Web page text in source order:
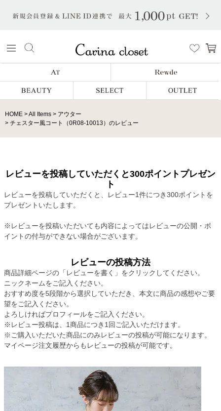
HOME All Items
アウター
チェスター風コート（0R08-10013）のレビュー
レビューを投稿していただくと300ポイントプレゼン
ト
レビューを投稿していただくと、レビュー1件につき300ポイントを
プレゼントいたします。
※レビューを投稿いただいても内容によってはレビューの公開・ポ
イントの付与ができない場合がございます。
レビューの投稿方法
商品詳細ページの「レビューを書く」をクリックしてください。
ニックネームをご記入ください。
おすすめ度を5段階から選択していただき、本文に商品の感想やご要
望をご記入ください。
よろしければプロフィールをご記入ください。
※レビュー投稿は、1商品につき1回ご記入いただけます。
※ご購入いただいた商品にのみレビューの投稿が可能になります。
マイページ注文履歴からもレビューの投稿が可能です。